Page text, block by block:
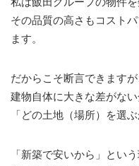
その品質の高さもコスト
ます。
だからこそ断言できますが
建物自体に大きな差がない
「どの土地（場所）を選
「新築で安いから」とい